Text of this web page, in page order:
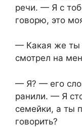
речи. — Я с
говорю, это
— Какая же ты
смотрел на
— Я? — его
ранили. — Я
семейки, а ты
говорить?